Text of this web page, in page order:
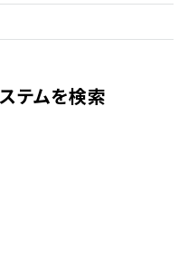
テムを検索